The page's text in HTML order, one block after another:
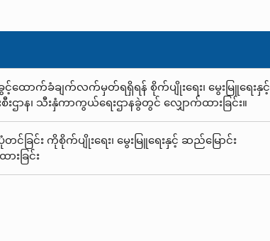
ထောက်ခံချက်လက်မှတ်ရရှိရန် စိုက်ပျိုးရေး၊ မွေးမြူရေးနှင့်
းဌာန၊ သီးနှံကာကွယ်ရေးဌာနခွဲတွင် လျှောက်ထားခြင်း။
ြင်း ကိုစိုက်ပျိုးရေး၊ မွေးမြူရေးနှင့် ဆည်မြောင်း
းခြင်း